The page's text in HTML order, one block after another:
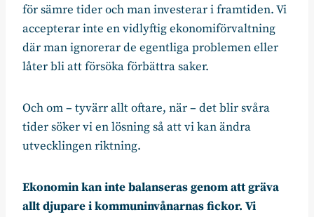
för sämre tider och man investerar i framtiden. Vi
accepterar inte en vidlyftig ekonomiförvaltning
där man ignorerar de egentliga problemen eller
låter bli att försöka förbättra saker.
Och om – tyvärr allt oftare, när – det blir svåra
tider söker vi en lösning så att vi kan ändra
utvecklingen riktning.
Ekonomin kan inte balanseras genom att gräva
allt djupare i kommuninvånarnas fickor. Vi